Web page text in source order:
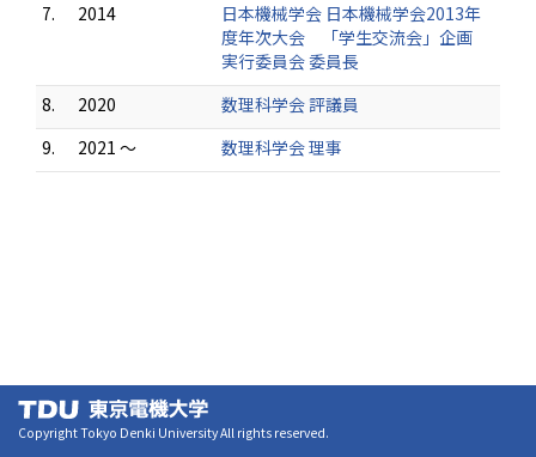
7.
2014
日本機械学会 日本機械学会2013年
度年次大会 「学生交流会」企画
実行委員会 委員長
8.
2020
数理科学会 評議員
9.
2021 ～ 数理科学会 理事
Copyright Tokyo Denki University All rights reserved.